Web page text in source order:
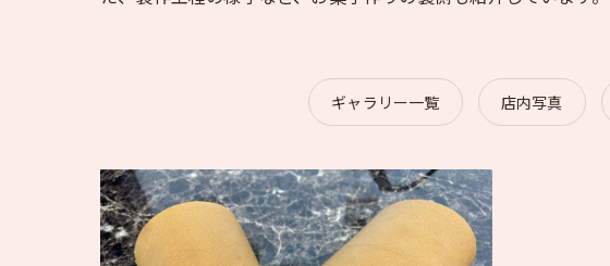
ギャラリー一覧 店内写真